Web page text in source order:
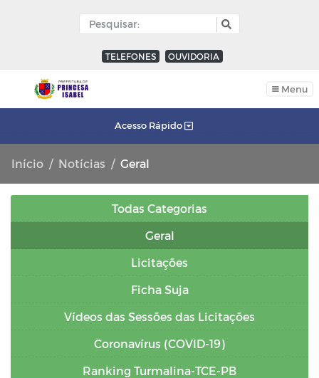
TELEFONES OUVIDORIA
Menu
Acesso Rápido
Início Notícias Geral
Todas Categorias
Geral
Licitações
Ficha Suja
Vídeos das Sessões das Licitações
Coronavírus (COVID-19)
Ranking Turmalina-TCE-PB